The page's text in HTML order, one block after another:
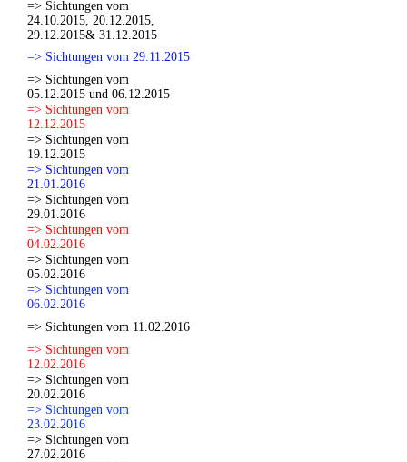
=> Sichtungen vom
24.10.2015, 20.12.2015,
29.12.2015& 31.12.2015
=> Sichtungen vom 29.11.2015
=> Sichtungen vom
05.12.2015 und 06.12.2015
=> Sichtungen vom
12.12.2015
=> Sichtungen vom
19.12.2015
=> Sichtungen vom
21.01.2016
=> Sichtungen vom
29.01.2016
=> Sichtungen vom
04.02.2016
=> Sichtungen vom
05.02.2016
=> Sichtungen vom
06.02.2016
=> Sichtungen vom 11.02.2016
=> Sichtungen vom
12.02.2016
=> Sichtungen vom
20.02.2016
=> Sichtungen vom
23.02.2016
=> Sichtungen vom
27.02.2016